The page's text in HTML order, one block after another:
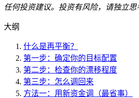
任何投资建议。投资有风险，请独立思
大纲
什么是再平衡？
第一步：确定你的目标配置
第二步：检查你的漂移程度
第三步：怎么调回来
方法一：用新资金调（最省事）